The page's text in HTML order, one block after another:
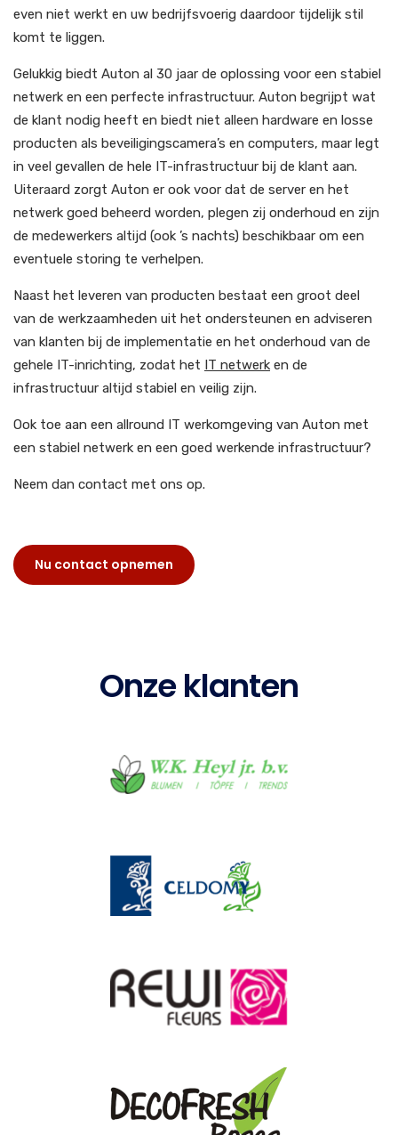
even niet werkt en uw bedrijfsvoerig daardoor tijdelijk stil
komt te liggen.
Gelukkig biedt Auton al 30 jaar de oplossing voor een stabiel
netwerk en een perfecte infrastructuur. Auton begrijpt wat
de klant nodig heeft en biedt niet alleen hardware en losse
producten als beveiligingscamera’s en computers, maar legt
in veel gevallen de hele IT-infrastructuur bij de klant aan.
Uiteraard zorgt Auton er ook voor dat de server en het
netwerk goed beheerd worden, plegen zij onderhoud en zijn
de medewerkers altijd (ook ’s nachts) beschikbaar om een
eventuele storing te verhelpen.
Naast het leveren van producten bestaat een groot deel
van de werkzaamheden uit het ondersteunen en adviseren
van klanten bij de implementatie en het onderhoud van de
gehele IT-inrichting, zodat het IT netwerk en de
infrastructuur altijd stabiel en veilig zijn.
Ook toe aan een allround IT werkomgeving van Auton met
een stabiel netwerk en een goed werkende infrastructuur?
Neem dan contact met ons op.
Nu contact opnemen
Onze klanten